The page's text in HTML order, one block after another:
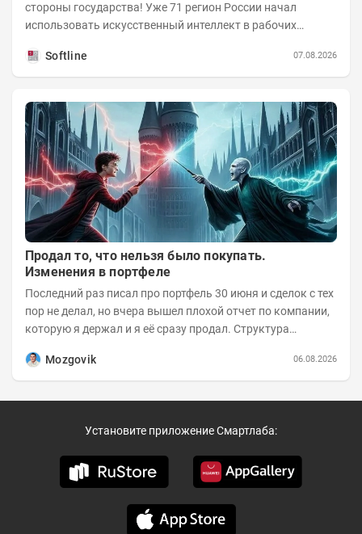
стороны государства! Уже 71 регион России начал
использовать искусственный интеллект в рабочих
Softline
07.08.2026
Продал то, что нельзя было покупать.
Изменения в портфеле
Последний раз писал про портфель 30 июня и сделок с тех
пор не делал, но вчера вышел плохой отчет по компании,
которую я держал и я её сразу продал. Структура
Mozgovik
06.08.2026
Установите приложение Смартлаба: